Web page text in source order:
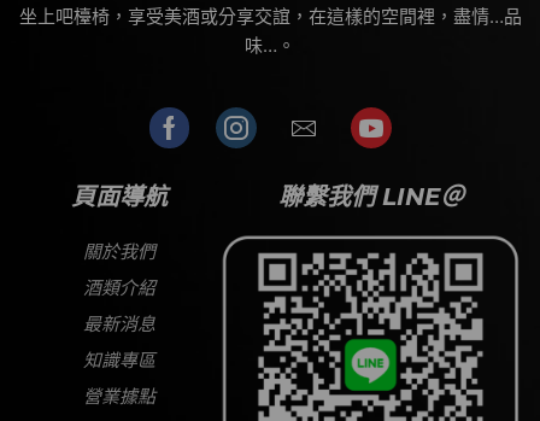
坐上吧檯椅，享受美酒或分享交誼，在這樣的空間裡，盡情…品
味…。
頁面導航
關於我們
酒類介紹
最新消息
知識專區
營業據點
聯繫我們 LINE＠